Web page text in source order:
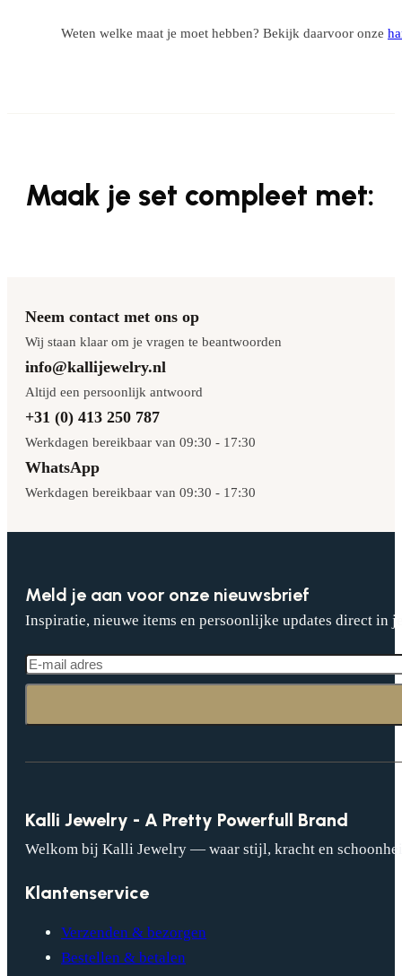
Weten welke maat je moet hebben? Bekijk daarvoor onze
Maak je set compleet met:
Neem contact met ons op
Wij staan klaar om je vragen te beantwoorden
info@kallijewelry.nl
Altijd een persoonlijk antwoord
+31 (0) 413 250 787
Werkdagen bereikbaar van 09:30 - 17:30
WhatsApp
Werkdagen bereikbaar van 09:30 - 17:30
Meld je aan voor onze nieuwsbrief
Inspiratie, nieuwe items en persoonlijke updates direct in
Kalli Jewelry - A Pretty Powerfull Brand
Welkom bij Kalli Jewelry — waar stijl, kracht en
Klantenservice
Verzenden & bezorgen
Bestellen & betalen